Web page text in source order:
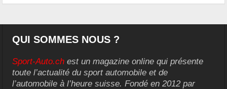
QUI SOMMES NOUS ?
Sport-Auto.ch est un magazine online qui présente
toute l’actualité du sport automobile et de
l’automobile à l’heure suisse. Fondé en 2012 par